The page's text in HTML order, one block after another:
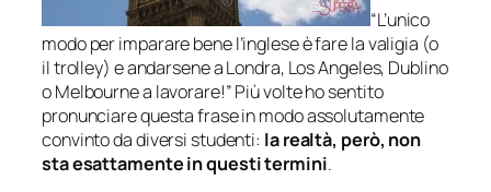
“L’unico
modo per imparare bene l’inglese è fare la valigia (o
il trolley) e andarsene a Londra, Los Angeles, Dublino
o Melbourne a lavorare!” Più volte ho sentito
pronunciare questa frase in modo assolutamente
convinto da diversi studenti: la realtà, però, non
sta esattamente in questi termini.